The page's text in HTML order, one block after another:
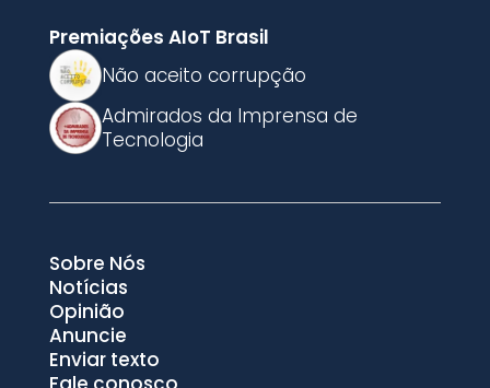
Premiações AIoT Brasil
Não aceito corrupção
Admirados da Imprensa de
Tecnologia
Sobre Nós
Notícias
Opinião
Anuncie
Enviar texto